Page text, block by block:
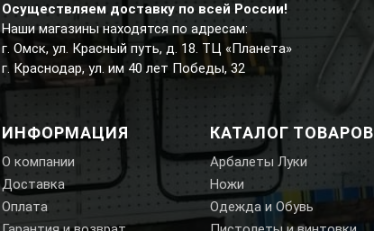
Осуществляем доставку по всей России!
Наши магазины находятся по адресам:
г. Омск, ул. Красный путь, д. 18. ТЦ «Планета»
г. Краснодар, ул. им 40 лет Победы, 32
ИНФОРМАЦИЯ
О компании
Доставка
Оплата
КАТАЛОГ ТОВАРОВ
Арбалеты Луки
Ножи
Одежда и Обувь